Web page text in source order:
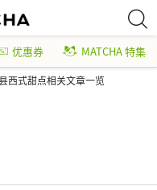
优惠券 MATCHA 特集
西式甜点相关文章一览